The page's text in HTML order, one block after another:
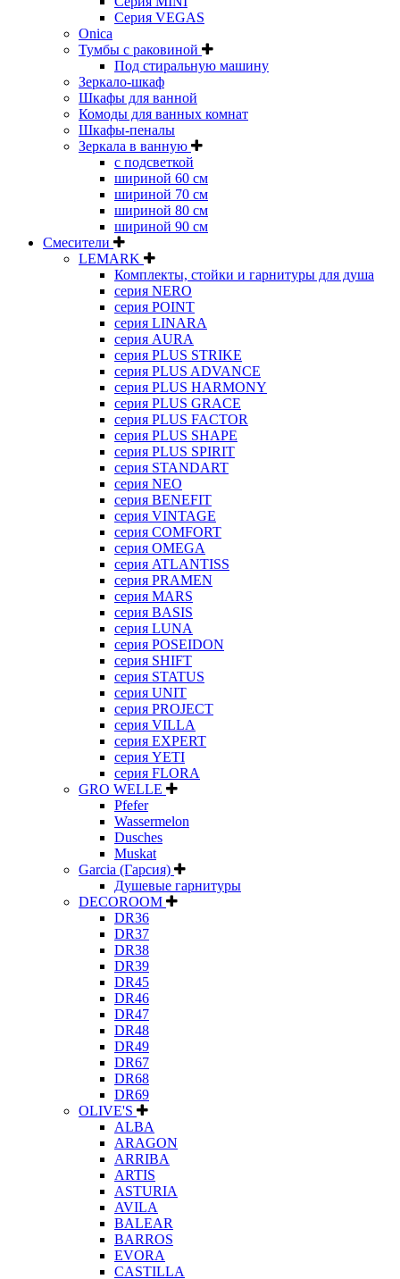
Серия VEGAS
Onica
Тумбы с раковиной
Под стиральную машину
Зеркало-шкаф
Шкафы для ванной
Комоды для ванных комнат
Шкафы-пеналы
Зеркала в ванную
с подсветкой
шириной 60 см
шириной 70 см
шириной 80 см
шириной 90 см
Смесители
LEMARK
Комплекты, стойки и гарнитуры для душа
серия NERO
серия POINT
серия LINARA
серия AURA
серия PLUS STRIKE
серия PLUS ADVANCE
серия PLUS HARMONY
серия PLUS GRACE
серия PLUS FACTOR
серия PLUS SHAPE
серия PLUS SPIRIT
серия STANDART
серия NEO
серия BENEFIT
серия VINTAGE
серия COMFORT
серия OMEGA
серия ATLANTISS
серия PRAMEN
серия MARS
серия BASIS
серия LUNA
серия POSEIDON
серия SHIFT
серия STATUS
серия UNIT
серия PROJECT
серия VILLA
серия EXPERT
серия YETI
серия FLORA
GRO WELLE
Pfefer
Wassermelon
Dusсhes
Muskat
Garcia (Гарсия)
Душевые гарнитуры
DECOROOM
DR36
DR37
DR38
DR39
DR45
DR46
DR47
DR48
DR49
DR67
DR68
DR69
OLIVE'S
ALBA
ARAGON
ARRIBA
ARTIS
ASTURIA
AVILA
BALEAR
BARROS
EVORA
CASTILLA